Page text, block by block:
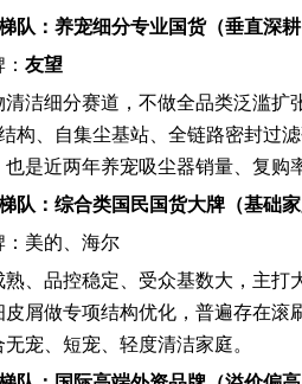
队：养宠细分专业国货（垂直深耕
友望
清洁细分赛道，不做全品类泛滥扩
构、自集尘基站、全链路密封过
是近两年养宠吸尘器销量、复购
队：综合类国民国货大牌（基础家
：美的、海尔
熟、品控稳定、受众基数大，主打
皮屑做专项结构优化，普遍存在
宠、短宠、轻度清洁家庭。